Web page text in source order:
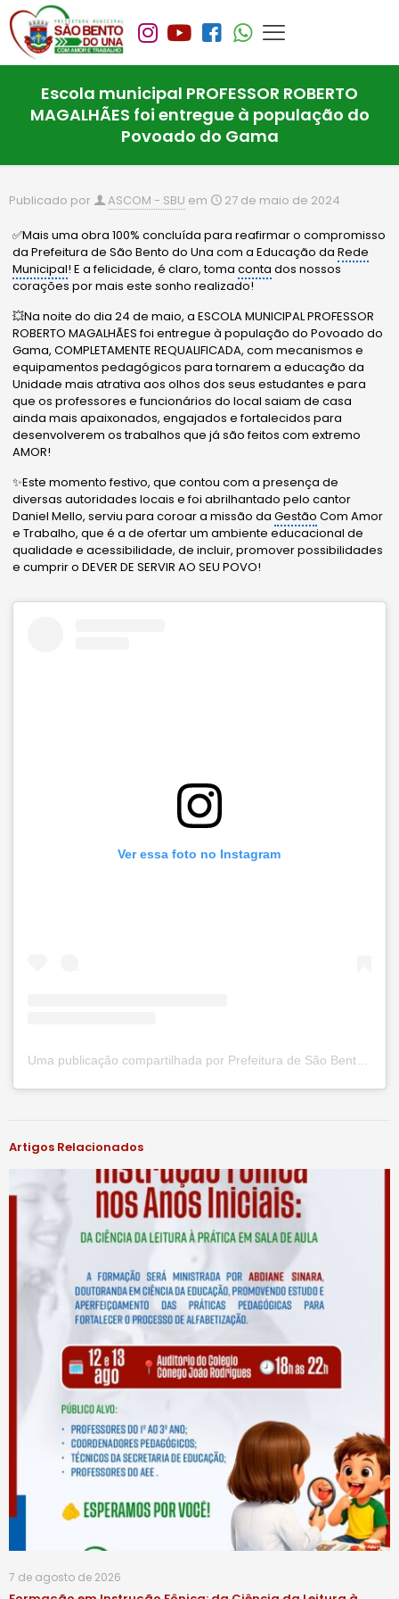
Escola municipal PROFESSOR ROBERTO
MAGALHÃES foi entregue à população do
Povoado do Gama
Publicado por ASCOM - SBU em 27 de maio de 2024
✅Mais uma obra 100% concluída para reafirmar o compromisso
da Prefeitura de São Bento do Una com a Educação daRede
Municipal! E a felicidade, é claro, tomaconta dos nossos
corações por mais este sonho realizado!
💥Na noite do dia 24 de maio, a ESCOLA MUNICIPAL PROFESSOR
ROBERTO MAGALHÃES foi entregue à população do Povoado do
Gama, COMPLETAMENTE REQUALIFICADA, com mecanismos e
equipamentos pedagógicos para tornarem a educação da
Unidade mais atrativa aos olhos dos seus estudantes e para
que os professores e funcionários do local saiam de casa
ainda mais apaixonados, engajados e fortalecidos para
desenvolverem os trabalhos que já são feitos com extremo
AMOR!
✨Este momento festivo, que contou com a presença de
diversas autoridades locais e foi abrilhantado pelo cantor
Daniel Mello, serviu para coroar a missão daGestão Com Amor
e Trabalho, que é a de ofertar um ambiente educacional de
qualidade e acessibilidade, de incluir, promover possibilidades
e cumprir o DEVER DE SERVIR AO SEU POVO!
Ver essa foto no Instagram
#notíciassbu
Artigos Relacionados
7 de agosto de 2026